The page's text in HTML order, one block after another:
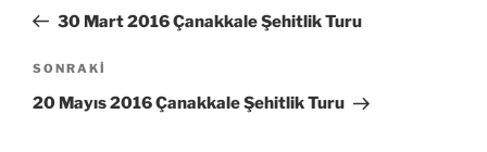
Yazı30 Mart 2016 Çanakkale Şehitlik Turu
Sonraki
Yazı
SONRAKI
20 Mayıs 2016 Çanakkale Şehitlik Turu